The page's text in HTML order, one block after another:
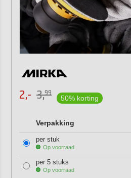
2,- 3,99
50% korting
Verpakking
per stuk
Op voorraad
per 5 stuks
Op voorraad